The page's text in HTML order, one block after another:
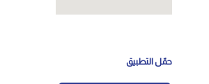
حمّل التطبيق